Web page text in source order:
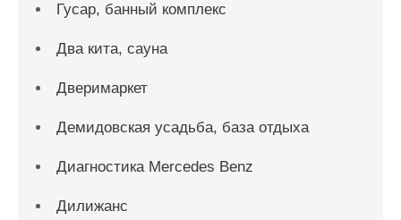
Гусар, банный комплекс
Два кита, сауна
Дверимаркет
Демидовская усадьба, база отдыха
Диагностика Mercedes Benz
Дилижанс